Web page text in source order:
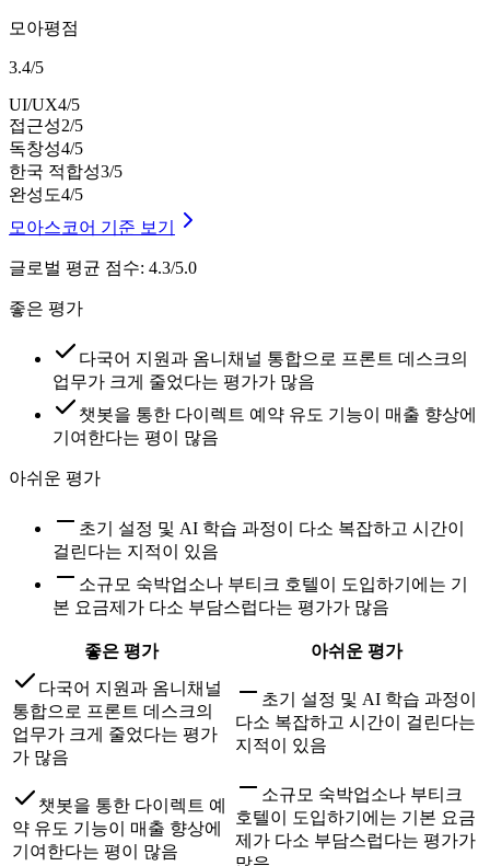
모아평점
3.4/5
UI/UX4/5
접근성2/5
독창성4/5
한국 적합성3/5
완성도4/5
모아스코어 기준 보기
글로벌 평균 점수: 4.3/5.0
좋은 평가
다국어 지원과 옴니채널 통합으로 프론트 데스크의
업무가 크게 줄었다는 평가가 많음
챗봇을 통한 다이렉트 예약 유도 기능이 매출 향상에
기여한다는 평이 많음
아쉬운 평가
초기 설정 및 AI 학습 과정이 다소 복잡하고 시간이
걸린다는 지적이 있음
소규모 숙박업소나 부티크 호텔이 도입하기에는 기
본 요금제가 다소 부담스럽다는 평가가 많음
좋은 평가
아쉬운 평가
다국어 지원과 옴니채널
통합으로 프론트 데스크의
업무가 크게 줄었다는 평가
가 많음
초기 설정 및 AI 학습 과정이
다소 복잡하고 시간이 걸린다는
지적이 있음
챗봇을 통한 다이렉트 예
약 유도 기능이 매출 향상에
기여한다는 평이 많음
소규모 숙박업소나 부티크
호텔이 도입하기에는 기본 요금
제가 다소 부담스럽다는 평가가